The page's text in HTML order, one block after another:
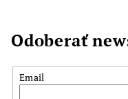
Odoberať
Email